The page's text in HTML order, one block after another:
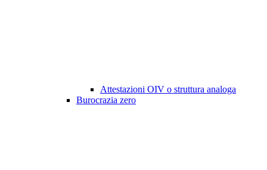
Attestazioni OIV o struttura analoga
Burocrazia zero